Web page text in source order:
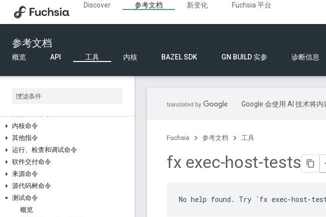
Discover 参考文档 新变化
Fuchsia 平台
参考文档
概览 API 工具 内核 BAZEL SDK GN BUILD 实参 诊断信息
概览
fx 命令
代码提交和审核命令
开发者工具命令
设备管理命令
文档命令
内核命令
其他指令
运行、检查和调试命令
软件交付命令
来源命令
源代码树命令
测试命令
概览
Google 会使用 AI 技术将
Fuchsia 参考文档 工具
fx exec-host-tests